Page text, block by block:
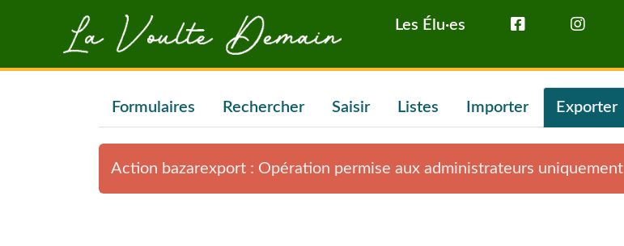
Aller au contenu principal Les Élu·es
Formulaires Rechercher Saisir Listes Importer Exporter
Action bazarexport : Opération permise aux administrateurs uniquement